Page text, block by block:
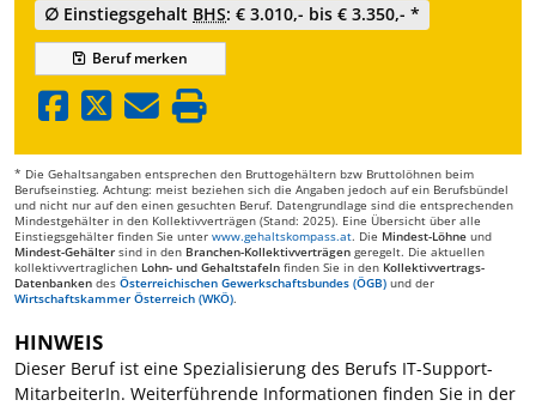
∅ Einstiegsgehalt BHS: € 3.010,- bis € 3.350,- *
Berufmerken
* Die Gehaltsangaben entsprechen den Bruttogehältern bzw Bruttolöhnen beim
Berufseinstieg. Achtung: meist beziehen sich die Angaben jedoch auf ein Berufsbündel
und nicht nur auf den einen gesuchten Beruf. Datengrundlage sind die entsprechenden
Mindestgehälter in den Kollektivverträgen (Stand: 2025). Eine Übersicht über alle
Einstiegsgehälter finden Sie unter www.gehaltskompass.at. Die Mindest-Löhne und
Mindest-Gehälter sind in den Branchen-Kollektivverträgen geregelt. Die aktuellen
kollektivvertraglichen Lohn- und Gehaltstafeln finden Sie in den Kollektivvertrags-
Datenbanken des Österreichischen Gewerkschaftsbundes (ÖGB) und der
Wirtschaftskammer Österreich (WKÖ).
HINWEIS
Dieser Beruf ist eine Spezialisierung des Berufs IT-Support-
MitarbeiterIn. Weiterführende Informationen finden Sie in der